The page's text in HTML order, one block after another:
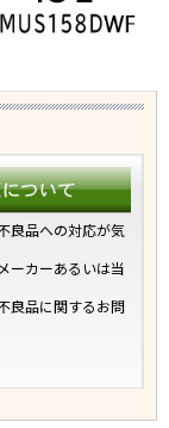
良品への対応が気
ーカーあるいは当
良品に関するお問